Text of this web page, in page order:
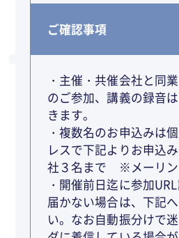
ご確認事項
・主催・共催会社と同
のご参加、講義の録音
きます。
・複数名のお申込みは
レスで下記よりお申込
社３名まで ※メーリン
・開催前日迄に参加
届かない場合は、下記
い。なお自動振分けで